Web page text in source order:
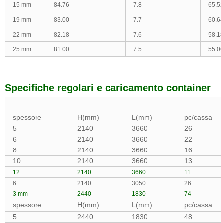
15 mm 84.76 7.8
19 mm 83.00 7.7
22 mm 82.18 7.6
25 mm 81.00 7.5
Specifiche regolari e caricamento container
spessore H(mm) L(mm)
pc/cassa
5
2140 3660
26
6
2140 3660
22
8
2140 3660
16
10
2140 3660 13
12 2140 3660
11
6
2140 3050
26
3 mm
2440 1830 74
spessore H(mm) L(mm)
pc/cassa
5
2440 1830
48